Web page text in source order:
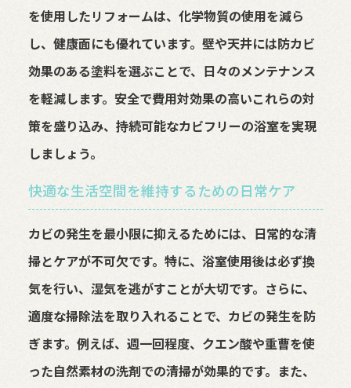
を使用したリフォームは、化学物質の使用を減ら
し、健康面にも優れています。壁や天井には防カビ
効果のある塗料を選ぶことで、日々のメンテナンス
を軽減します。安全で費用対効果の高いこれらの対
策を盛り込み、持続可能なカビフリーの浴室を実現
しましょう。
快適な生活空間を維持するための日常ケア
カビの発生を最小限に抑えるためには、日常的な清
掃とケアが不可欠です。特に、浴室使用後は必ず換
気を行い、湿気を逃がすことが大切です。さらに、
適度な掃除法を取り入れることで、カビの発生を防
ぎます。例えば、週一回程度、クエン酸や重曹を使
った自然素材の洗剤での清掃が効果的です。また、